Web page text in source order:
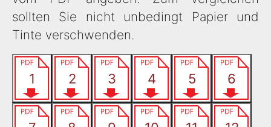
sollten Sie nicht unbedingt Papier und
Tinte verschwenden.